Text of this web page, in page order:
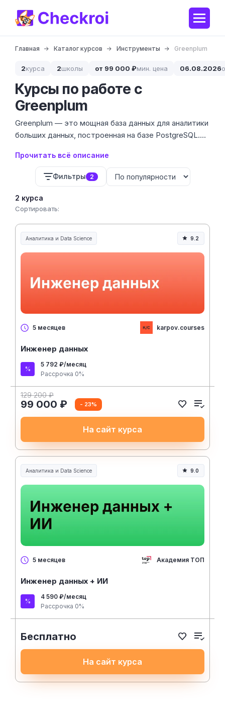
Главная Каталог курсов Инструменты Greenplum
2курса 2школы от 99 000 ₽мин. цена 06.08.2026
Курсы по работе с
Greenplum
Greenplum — это мощная база данных для аналитики
больших данных, построенная на базе PostgreSQL.
стоимостью 103 700 ₽ от ведущей школы, который
закрывает потребности как начинающих
администраторов, так и опытных дата-инженеров.
Мы проанализировали программу, чтобы убедиться:
обучение сфокусировано на реальных задачах
теории.
Прочитать всё описание
Фильтры 2
2 курса
Сортировать:
Аналитика и Data Science 9.2
5 месяцев karpov.courses
Инженер данных
5 792 ₽/месяц
Рассрочка 0%
129 200 ₽
99 000 ₽ - 23%
На сайт курса
Аналитика и Data Science 9.0
5 месяцев Академия ТОП
Инженер данных + ИИ
4 590 ₽/месяц
Рассрочка 0%
Бесплатно
На сайт курса